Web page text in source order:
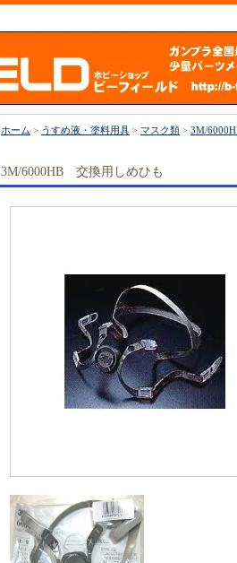
ホーム > うすめ液・塗料用具 > マスク類 > 3M/
3M/6000HB 交換用しめひも